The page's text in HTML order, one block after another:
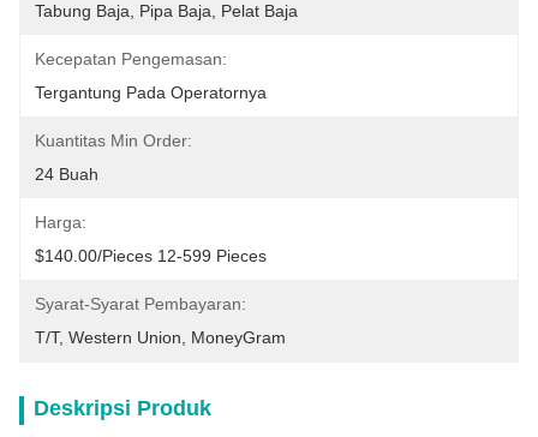
Tabung Baja, Pipa Baja, Pelat Baja
Kecepatan Pengemasan:
Tergantung Pada Operatornya
Kuantitas Min Order:
24 Buah
Harga:
$140.00/pieces 12-599 Pieces
Syarat-Syarat Pembayaran:
T/T, Western Union, MoneyGram
Deskripsi Produk